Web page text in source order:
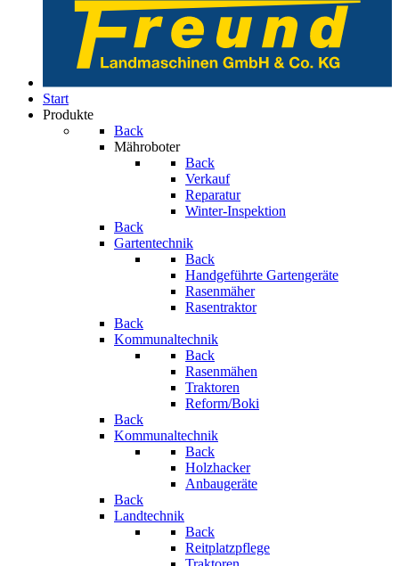
Start
Produkte
Back
Mähroboter
Back
Verkauf
Reparatur
Winter-Inspektion
Back
Gartentechnik
Back
Handgeführte Gartengeräte
Rasenmäher
Rasentraktor
Back
Kommunaltechnik
Back
Rasenmähen
Traktoren
Reform/Boki
Back
Kommunaltechnik
Back
Holzhacker
Anbaugeräte
Back
Landtechnik
Back
Reitplatzpflege